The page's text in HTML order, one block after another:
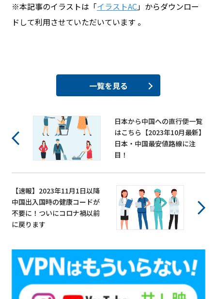
※本記事のイラストは「イラストAC」からダウンロー
ドして利用させていただいています 。
一覧を見る
日本から中国への直行便一覧
はこちら【2023年10月最新】
日本・中国最安値路線に注
目！
【速報】2023年11月1日以降
中国出入国時の健康コードが
不要に！ついにコロナ禍以前
に戻ります